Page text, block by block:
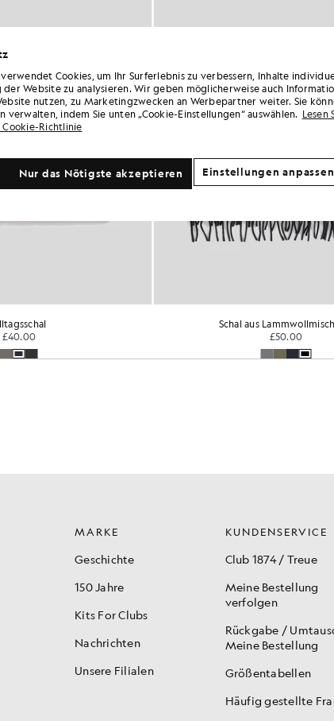
£40.00
Schal aus
£50.00
MARKE
Geschichte
150 Jahre
Kits For Clubs
Nachrichten
Unsere Filialen
KUNDENSERVICE
Club 1874 / Treue
Meine Bestellung
verfolgen
Rückgabe /
Meine Bestellung
Größentabellen
Häufig gestellte
Cookies, um Ihr Surferlebnis zu verbessern, Inhalte
Website zu analysieren. Wir geben möglicherweise auch
nutzen, zu Marketingzwecken an Werbepartner weiter. Sie
verwalten, indem Sie unten „Cookie-Einstellungen“ auswählen. Lesen
Richtlinie
Nur das Nötigste akzeptieren Einstellungen anpassen